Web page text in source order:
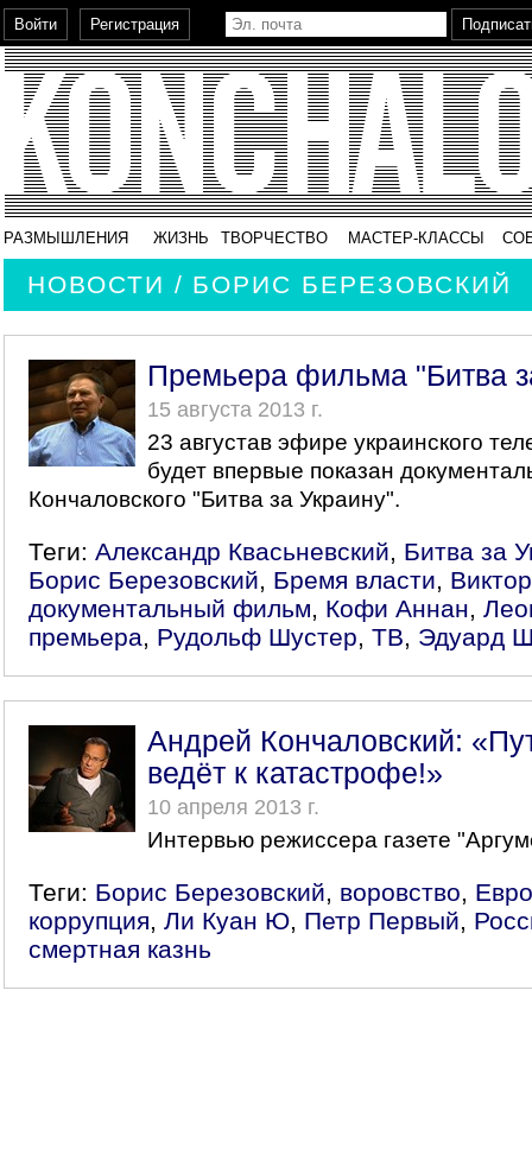
РАЗМЫШЛЕНИЯ ЖИЗНЬ ТВОРЧЕСТВО МАСТЕР-КЛАССЫ
НОВОСТИ / БОРИС БЕРЕЗОВСКИЙ
Премьера фильма "Битва
15 августа 2013 г.
23 августав эфире украинского
будет впервые показан
Кончаловского "Битва за Украину".
Теги: Александр Квасьневский, Битва за
Борис Березовский, Бремя власти,
документальный фильм, Кофи Аннан,
премьера, Рудольф Шустер, ТВ, Эдуард
Андрей Кончаловский:
ведёт к катастрофе!»
10 апреля 2013 г.
Интервью режиссера газете
Теги: Борис Березовский, воровство,
коррупция, Ли Куан Ю, Петр Первый,
смертная казнь